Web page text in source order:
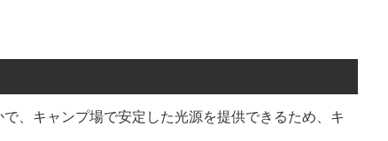
、キャンプ場で安定した光源を提供できるため、キ